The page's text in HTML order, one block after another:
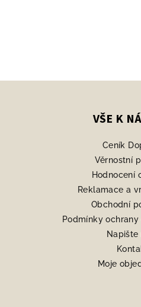
VŠE K
Ceník
Věrnostní
Hodnocení
Reklamace a
Obchodní
Podmínky
Napište
Moje